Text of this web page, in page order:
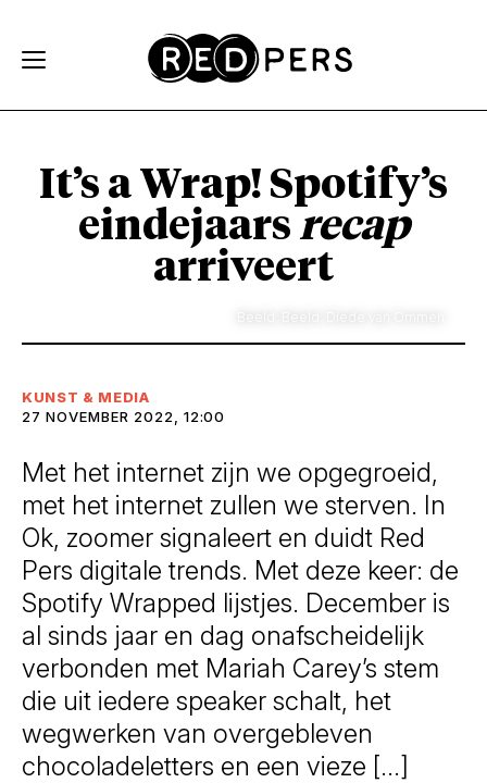
It’s a Wrap! Spotify’s
eindejaars recap
arriveert
KUNST & MEDIA
27 NOVEMBER 2022, 12:00
Met het internet zijn we opgegroeid,
met het internet zullen we sterven. In
Ok, zoomer signaleert en duidt Red
Pers digitale trends. Met deze keer: de
Spotify Wrapped lijstjes. December is
al sinds jaar en dag onafscheidelijk
verbonden met Mariah Carey’s stem
die uit iedere speaker schalt, het
wegwerken van overgebleven
chocoladeletters en een vieze […]